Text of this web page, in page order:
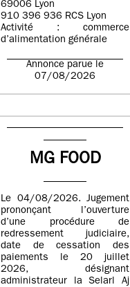
69006 Lyon
910 396 936 RCS Lyon
Activité : commerce
d’alimentation générale
Annonce parue le
07/08/2026
MG FOOD
Le 04/08/2026. Jugement
prononçant l’ouverture
d’une procédure de
redressement judiciaire,
date de cessation des
paiements le 20 juillet
2026, désignant
administrateur la Selarl Aj